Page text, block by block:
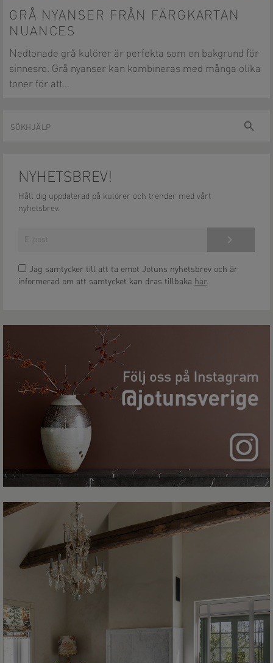
GRÅ NYANSER FRÅN FÄRGKARTAN
NUANCES
Nedtonade grå kulörer är perfekta som en bakgrund för
sinnesro. Grå nyanser kan kombineras med många olika
toner för att…
sök
NYHETSBREV!
Håll dig uppdaterad på kulörer och trender med vårt
nyhetsbrev.
Jag samtycker till att ta emot Jotuns nyhetsbrev och är
informerad om att samtycket kan dras tillbaka här.